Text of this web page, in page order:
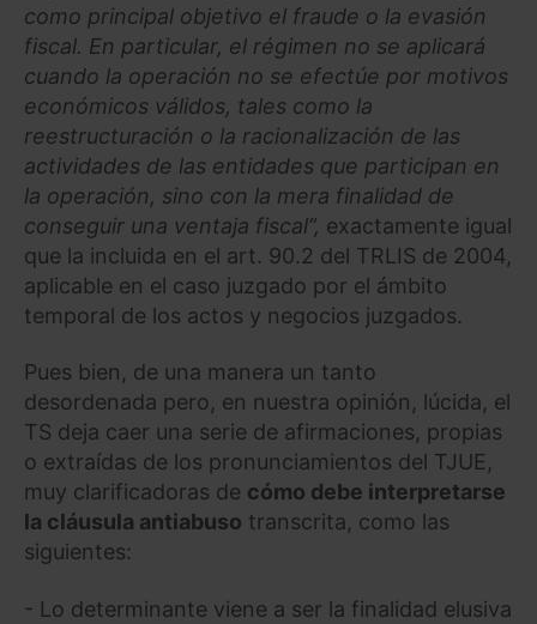
como principal objetivo el fraude o la evasión
fiscal. En particular, el régimen no se aplicará
cuando la operación no se efectúe por motivos
económicos válidos, tales como la
reestructuración o la racionalización de las
actividades de las entidades que participan en
la operación, sino con la mera finalidad de
conseguir una ventaja fiscal”, exactamente igual
que la incluida en el art. 90.2 del TRLIS de 2004,
aplicable en el caso juzgado por el ámbito
temporal de los actos y negocios juzgados.
Pues bien, de una manera un tanto
desordenada pero, en nuestra opinión, lúcida, el
TS deja caer una serie de afirmaciones, propias
o extraídas de los pronunciamientos del TJUE,
muy clarificadoras de cómo debe interpretarse
la cláusula antiabuso transcrita, como las
siguientes:
- Lo determinante viene a ser la finalidad elusiva